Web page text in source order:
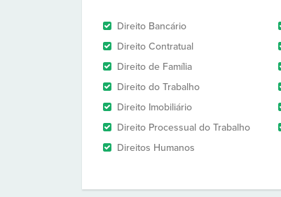
Direito Bancário
Direito Contratual
Direito de Família
Direito do Trabalho
Direito Imobiliário
Direito Processual do Trabalho
Direitos Humanos